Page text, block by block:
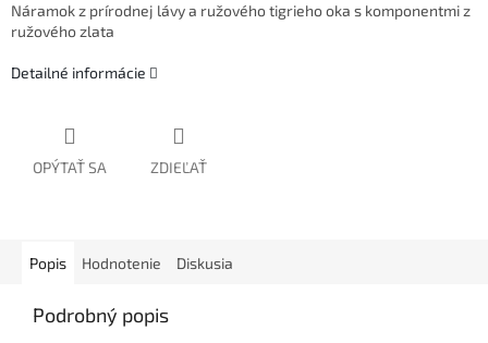
Náramok z prírodnej lávy a ružového tigrieho oka s komponentmi z
ružového zlata
Detailné informácie
OPÝTAŤ SA ZDIEĽAŤ
Popis Hodnotenie Diskusia
Podrobný popis